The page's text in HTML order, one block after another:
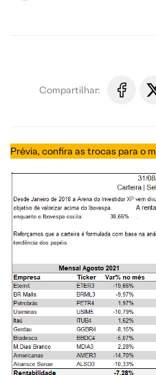
Compartilhar:
Prévia, confira as trocas para o